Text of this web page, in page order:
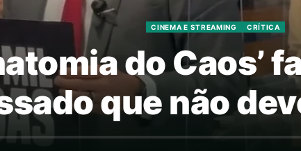
CINEMA E STREAMING CRÍTICA
do Caos’
que não